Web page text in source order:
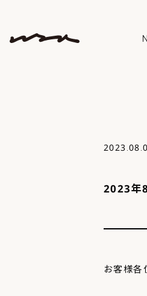
2023年
お客様各